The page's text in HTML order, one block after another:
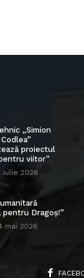
„Simion
proiectul
viitor”
iulie 2026
pentru Dragoș!”
mai 2026